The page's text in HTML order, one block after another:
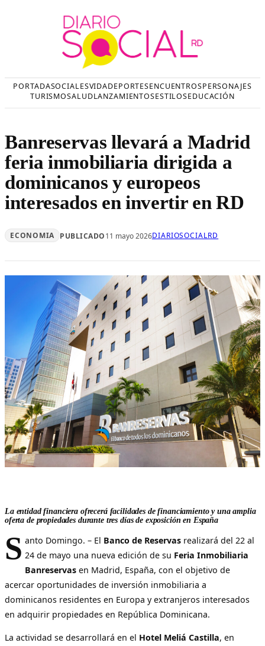
PORTADASOCIALESVIDADEPORTESENCUENTROSPERSONAJES
TURISMOSALUDLANZAMIENTOSESTILOSEDUCACIÓN
Banreservas llevará a Madrid
feria inmobiliaria dirigida a
dominicanos y europeos
interesados en invertir en RD
ECONOMIA PUBLICADO11 mayo 2026DIARIOSOCIALRD
La entidad financiera ofrecerá facilidades de financiamiento y una amplia
oferta de propiedades durante tres días de exposición en España
S anto Domingo. – El Banco de Reservas realizará del 22 al
24 de mayo una nueva edición de su Feria Inmobiliaria
Banreservas en Madrid, España, con el objetivo de
acercar oportunidades de inversión inmobiliaria a
dominicanos residentes en Europa y extranjeros interesados
en adquirir propiedades en República Dominicana.
La actividad se desarrollará en el Hotel Meliá Castilla, en